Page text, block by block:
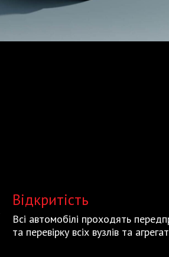
Відкритість
Всі автомобілі проходять
та перевірку всіх вузлів та